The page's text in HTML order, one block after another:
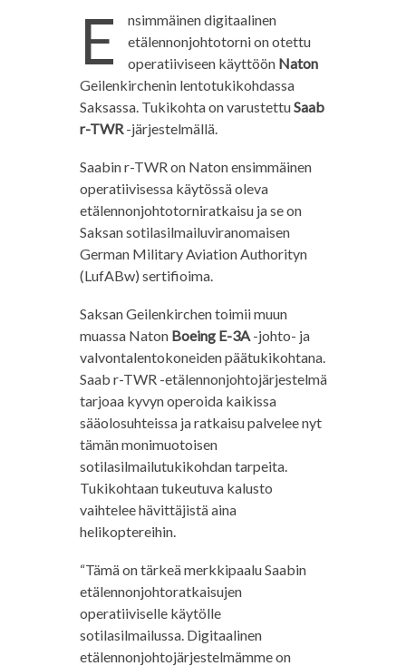
E
nsimmäinen digitaalinen
etälennonjohtotorni on otettu
operatiiviseen käyttöön Naton
Geilenkirchenin lentotukikohdassa
Saksassa. Tukikohta on varustettuSaab
r-TWR-järjestelmällä.
Saabin r-TWR on Naton ensimmäinen
operatiivisessa käytössä oleva
etälennonjohtotorniratkaisu ja se on
Saksan sotilasilmailuviranomaisen
German Military Aviation Authorityn
(LufABw) sertifioima.
Saksan Geilenkirchen toimii muun
muassa Naton Boeing E-3A-johto- ja
valvontalentokoneiden päätukikohtana.
Saab r-TWR -etälennonjohtojärjestelmä
tarjoaa kyvyn operoida kaikissa
sääolosuhteissa ja ratkaisu palvelee nyt
tämän monimuotoisen
sotilasilmailutukikohdan tarpeita.
Tukikohtaan tukeutuva kalusto
vaihtelee hävittäjistä aina
helikoptereihin.
“Tämä on tärkeä merkkipaalu Saabin
etälennonjohtoratkaisujen
operatiiviselle käytölle
sotilasilmailussa. Digitaalinen
etälennonjohtojärjestelmämme on